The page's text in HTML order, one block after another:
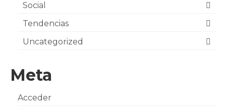
Social
Tendencias
Uncategorized
Meta
Acceder